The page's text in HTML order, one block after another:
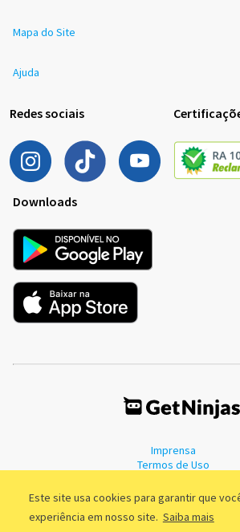
Este site usa cookies para garantir que
experiência em nosso site. Saiba mais
Mapa do Site
Ajuda
Redes sociais
Downloads
Imprensa
Termos de Uso